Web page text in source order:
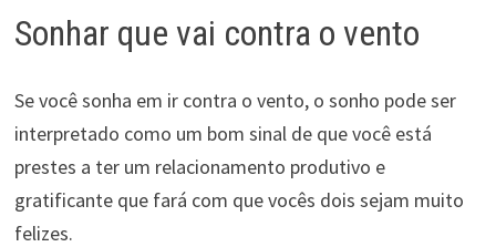
Sonhar que vai contra o vento
Se você sonha em ir contra o vento, o sonho pode ser
interpretado como um bom sinal de que você está
prestes a ter um relacionamento produtivo e
gratificante que fará com que vocês dois sejam muito
felizes.